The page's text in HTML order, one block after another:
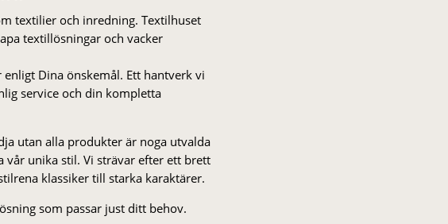
textilier och inredning. Textilhuset
textillösningar och vacker
Dina önskemål. Ett hantverk vi
service och din kompletta
utan alla produkter är noga utvalda
vår unika stil. Vi strä­var efter ett brett
klas­siker till starka karaktärer.
som passar just ditt behov.